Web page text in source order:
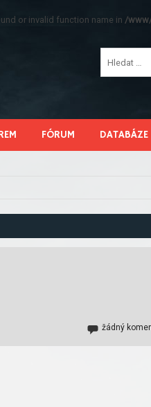
or invalid function name in /
FÓRUM DATABÁZE
žádný